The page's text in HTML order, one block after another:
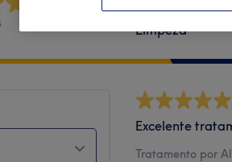
Limpeza
Excelente
Tratamento por